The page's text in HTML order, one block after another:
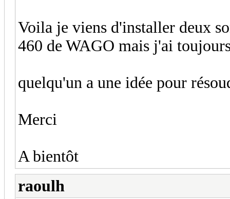
Voila je viens d'installer deux
460 de WAGO mais j'ai
quelqu'un a une idée pour
Merci
A bientôt
raoulh